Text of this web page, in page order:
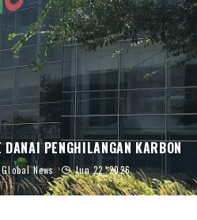
PENGHILANGAN KARBON
Global News Jun 22, 2026